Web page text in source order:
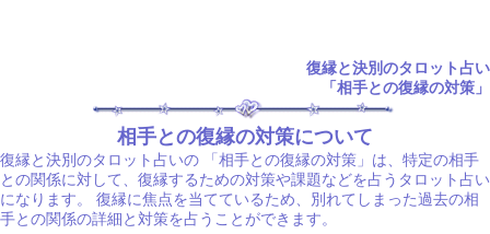
復縁と決別のタロット占い
「相手との復縁の対策」
相手との復縁の対策について
復縁と決別のタロット占いの 「相手との復縁の対策」は、特定の相手
との関係に対して、復縁するための対策や課題などを占うタロット占い
になります。 復縁に焦点を当てているため、別れてしまった過去の相
手との関係の詳細と対策を占うことができます。